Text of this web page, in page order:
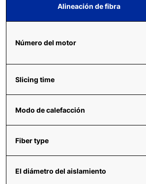
Alineación de fibra
Número del motor
Slicing time
Modo de calefacción
Fiber type
El diámetro del aislamiento